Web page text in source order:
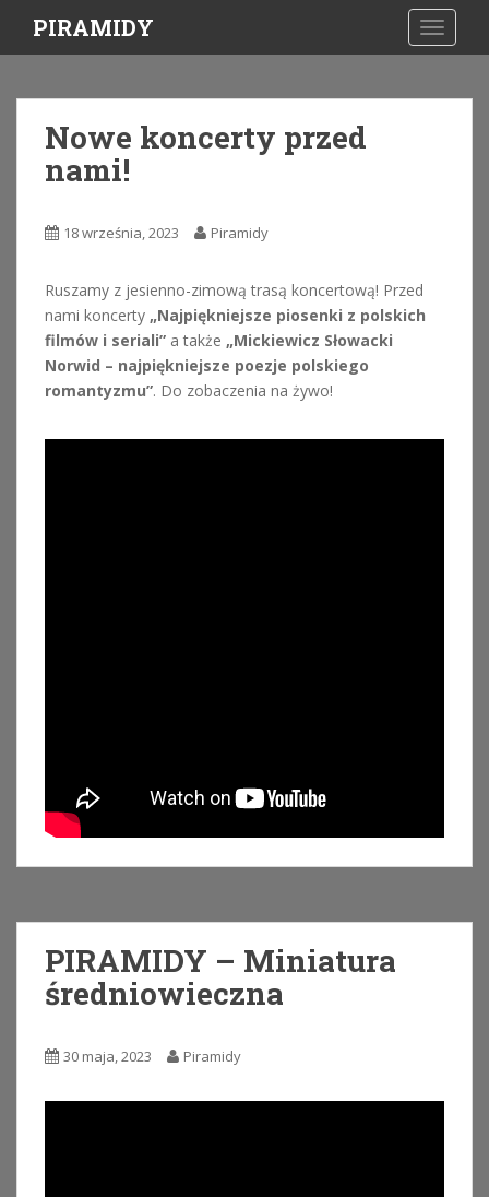
i
PIRAMIDY
Nowe koncerty przed
nami!
18 września, 2023 Piramidy
Ruszamy z jesienno-zimową trasą koncertową! Przed
nami koncerty „Najpiękniejsze piosenki z polskich
filmów i seriali” a także „Mickiewicz Słowacki
Norwid – najpiękniejsze poezje polskiego
romantyzmu”. Do zobaczenia na żywo!
PIRAMIDY – Miniatura
średniowieczna
30 maja, 2023 Piramidy